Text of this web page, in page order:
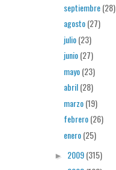
septiembre(28)
agosto(27)
julio(23)
junio(27)
mayo(23)
abril(28)
marzo(19)
febrero(26)
enero(25)
► 2009(315)